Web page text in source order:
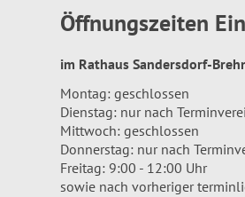
Öffnungszeiten
im Rathaus Sandersdorf-
Montag: geschlossen
Dienstag: nur nach
Mittwoch: geschlossen
Donnerstag: nur nach
Freitag: 9:00 - 12:00 Uhr
sowie nach vorheriger